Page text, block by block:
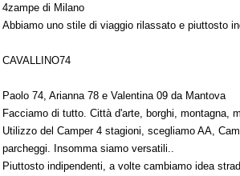
4zampe di Milano
Abbiamo uno stile di viaggio rilassato e piuttosto
CAVALLINO74
Paolo 74, Arianna 78 e Valentina 09 da Mantova
Facciamo di tutto. Città d'arte, borghi, montagna,
Utilizzo del Camper 4 stagioni, scegliamo AA,
parcheggi. Insomma siamo versatili..
Piuttosto indipendenti, a volte cambiamo idea